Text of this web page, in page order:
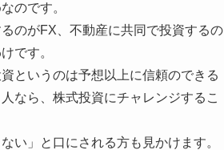
のです。
のがFX、不動産に共同で投資するの
です。
というのは予想以上に信頼のできる
なら、株式投資にチャレンジするこ
い」と口にされる方も見かけます。